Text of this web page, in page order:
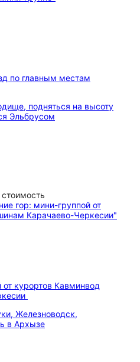
по главным местам
подняться на высоту
Эльбрусом
курортов Кавминвод
Железноводск,
в Архызе